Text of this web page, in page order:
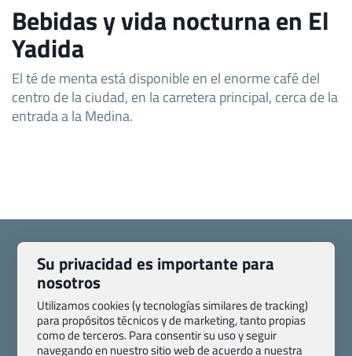
Bebidas y vida nocturna en El
Yadida
El té de menta está disponible en el enorme café del
centro de la ciudad, en la carretera principal, cerca de la
entrada a la Medina.
Quienes somos
Contacto
Pasaporte, Visado, Salud y otras disposiciones específicas
Blog de Viajes.com
Registro de agencias
Su privacidad es importante para
nosotros
Utilizamos cookies (y tecnologías similares de tracking)
para propósitos técnicos y de marketing, tanto propias
como de terceros. Para consentir su uso y seguir
navegando en nuestro sitio web de acuerdo a nuestra